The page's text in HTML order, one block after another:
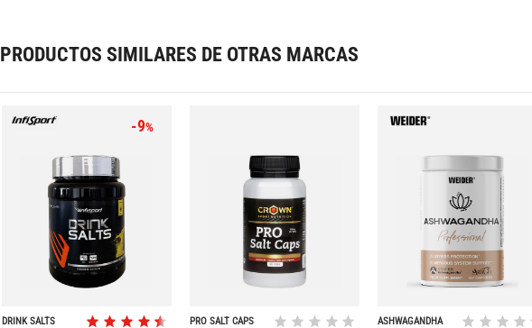
PRODUCTOS SIMILARES DE OTRAS MARCAS
-9%
DRINK SALTS
PRO SALT CAPS
ASHWAGANDHA